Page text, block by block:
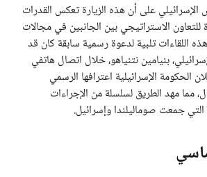
على أن هذه الزيارة تعكس القدرات
للتعاون الاستراتيجي بين الجانبين في مجالات
اللقاءات تلبية لدعوة رسمية سابقة كان قد
بنيامين نتنياهو، خلال اتصال هاتفي
الحكومة الإسرائيلية اعترافها الرسمي
مما مهد الطريق لسلسلة من الإجراءات
التي جمعت صوماليلندا وإسرائيل.